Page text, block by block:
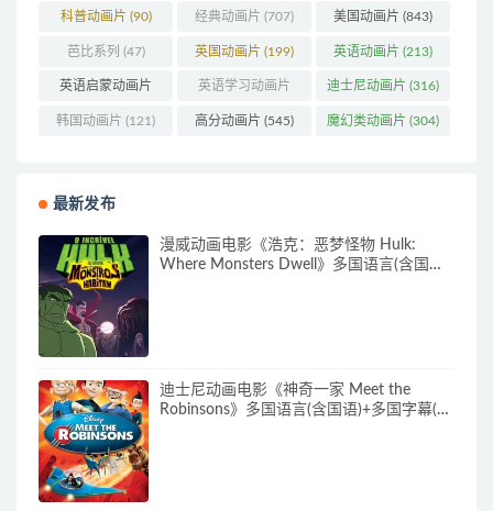
科普动画片 (90) 经典动画片 (707) 美国动画片 (843)
芭比系列 (47) 英国动画片 (199) 英语动画片 (213)
英语启蒙动画片
(161)
英语学习动画片
(85)
迪士尼动画片 (316)
韩国动画片 (121) 高分动画片 (545) 魔幻类动画片 (304)
最新发布
漫威动画电影《浩克：恶梦怪物 Hulk:
Where Monsters Dwell》多国语言(含国
迪士尼动画电影《神奇一家 Meet the
Robinsons》多国语言(含国语)+多国字幕(含